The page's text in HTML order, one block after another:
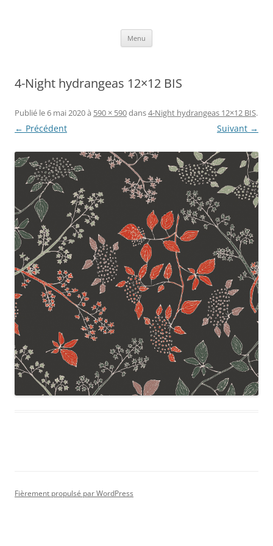
Menu
4-Night hydrangeas 12×12 BIS
Publié le6 mai 2020à 590 × 590dans4-Night hydrangeas 12×12 BIS.
← Précédent Suivant →
Fièrement propulsé par WordPress